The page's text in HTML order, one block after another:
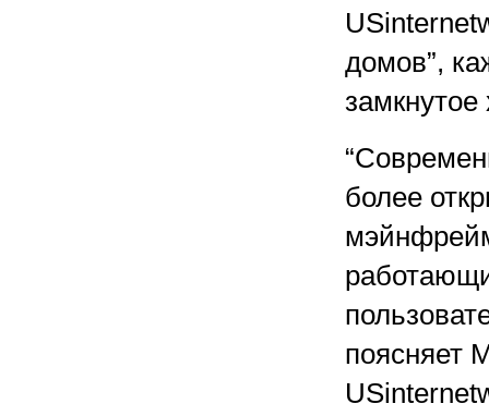
домов”,
более
поясняет